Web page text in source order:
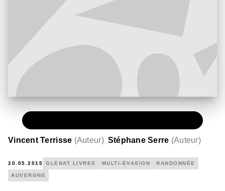
Vincent Terrisse (Auteur) Stéphane Serre (Auteur)
20.05.2015 GLÉNAT LIVRES MULTI-ÉVASION RANDONNÉE
AUVERGNE